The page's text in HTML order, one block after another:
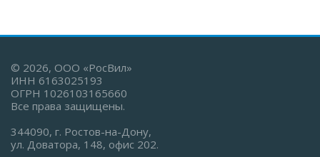
© 2026, ООО «РосВил»
ИНН 6163025193
ОГРН 1026103165660
Все права защищены.
344090, г. Ростов-на-Дону,
ул. Доватора, 148, офис 202.